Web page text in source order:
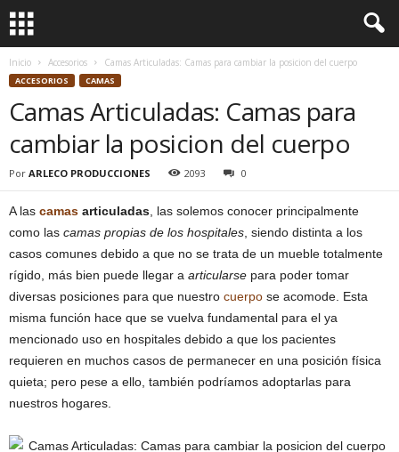
Inicio Accesorios Camas Articuladas: Camas para cambiar la posicion del cuerpo
ACCESORIOS CAMAS
Camas Articuladas: Camas para
cambiar la posicion del cuerpo
Por ARLECO PRODUCCIONES 2093 0
A las camas articuladas , las solemos conocer principalmente
como las camas propias de los hospitales , siendo distinta a los
casos comunes debido a que no se trata de un mueble totalmente
rígido, más bien puede llegar a articularse para poder tomar
diversas posiciones para que nuestro cuerpo se acomode. Esta
misma función hace que se vuelva fundamental para el ya
mencionado uso en hospitales debido a que los pacientes
requieren en muchos casos de permanecer en una posición física
quieta; pero pese a ello, también podríamos adoptarlas para
nuestros hogares.